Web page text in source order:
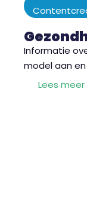
Informatie
model aan
Lees